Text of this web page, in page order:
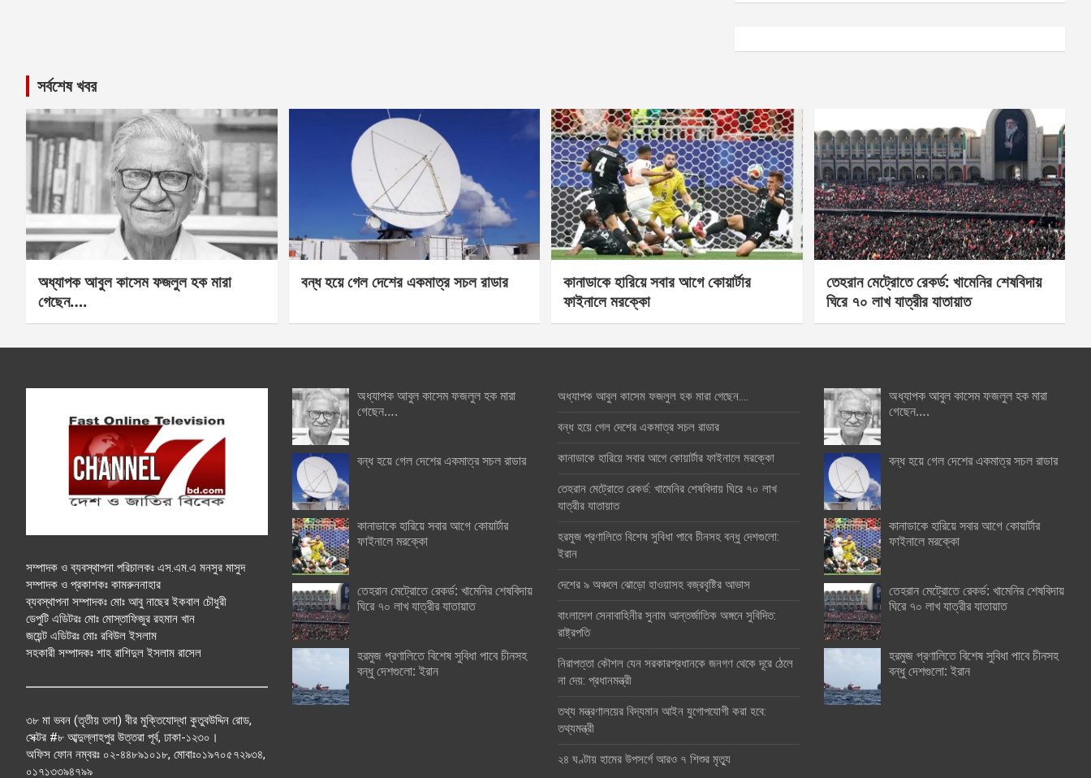
সর্বশেষ খবর
অধ্যাপক আবুল কাসেম ফজলুল হক মারা
গেছেন….
বন্ধ হয়ে গেল দেশের একমাত্র সচল রাডার
কানাডাকে হারিয়ে সবার আগে কোয়ার্টার
ফাইনালে মরক্কো
তেহরান মেট্রোতে রেকর্ড: খামেনির শেষবিদায়
ঘিরে ৭০ লাখ যাত্রীর যাতায়াত
সম্পাদক ও ব্যবস্থাপনা পরিচালকঃ এস.এম.এ মনসুর মাসুদ
সম্পাদক ও প্রকাশকঃ কামরুননাহার
ব্যবস্থাপনা সম্পাদকঃ মোঃ আবু নাছের ইকবাল চৌধুরী
ডেপুটি এডিটরঃ মোঃ মোস্তাফিজুর রহমান খান
জয়েন্ট এডিটরঃ মোঃ রবিউল ইসলাম
সহকারী সম্পাদকঃ শাহ রাশিদুল ইসলাম রাসেল
৩৮ মা ভবন (তৃতীয় তলা) বীর মুক্তিযোদ্ধা কুতুবউদ্দিন রোড,
সেক্টর #৮ আব্দুল্লাহপুর উত্তরা পূর্ব, ঢাকা-১২৩০।
অফিস ফোন নম্বরঃ ০২-৪৪৮৯১০১৮, মোবাঃ০১৯৭০৫৭২৯৩৪,
০১৭১৩৩৯৪৭৯৯
অধ্যাপক আবুল কাসেম ফজলুল হক মারা
গেছেন….
বন্ধ হয়ে গেল দেশের একমাত্র সচল রাডার
কানাডাকে হারিয়ে সবার আগে কোয়ার্টার
ফাইনালে মরক্কো
তেহরান মেট্রোতে রেকর্ড: খামেনির শেষবিদায়
ঘিরে ৭০ লাখ যাত্রীর যাতায়াত
হরমুজ প্রণালিতে বিশেষ সুবিধা পাবে চীনসহ
বন্ধু দেশগুলো: ইরান
অধ্যাপক আবুল কাসেম ফজলুল হক মারা গেছেন….
বন্ধ হয়ে গেল দেশের একমাত্র সচল রাডার
কানাডাকে হারিয়ে সবার আগে কোয়ার্টার ফাইনালে মরক্কো
তেহরান মেট্রোতে রেকর্ড: খামেনির শেষবিদায় ঘিরে ৭০ লাখ
যাত্রীর যাতায়াত
হরমুজ প্রণালিতে বিশেষ সুবিধা পাবে চীনসহ বন্ধু দেশগুলো:
ইরান
দেশের ৯ অঞ্চলে ঝোড়ো হাওয়াসহ বজ্রবৃষ্টির আভাস
বাংলাদেশ সেনাবাহিনীর সুনাম আন্তর্জাতিক অঙ্গনে সুবিদিত:
রাষ্ট্রপতি
নিরাপত্তা কৌশল যেন সরকারপ্রধানকে জনগণ থেকে দূরে ঠেলে
না দেয়: প্রধানমন্ত্রী
তথ্য মন্ত্রণালয়ের বিদ্যমান আইন যুগোপযোগী করা হবে:
তথ্যমন্ত্রী
২৪ ঘণ্টায় হামের উপসর্গে আরও ৭ শিশুর মৃত্যু
অধ্যাপক আবুল কাসেম ফজলুল হক মারা
গেছেন….
বন্ধ হয়ে গেল দেশের একমাত্র সচল রাডার
কানাডাকে হারিয়ে সবার আগে কোয়ার্টার
ফাইনালে মরক্কো
তেহরান মেট্রোতে রেকর্ড: খামেনির শেষবিদায়
ঘিরে ৭০ লাখ যাত্রীর যাতায়াত
হরমুজ প্রণালিতে বিশেষ সুবিধা পাবে চীনসহ
বন্ধু দেশগুলো: ইরান